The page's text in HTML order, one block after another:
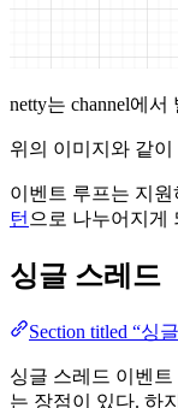
netty는 channel에
위의 이미지와 같
이벤트 루프는 지
턴 으로 나누어지게
싱글 스레드
Section titled “싱
싱글 스레드 이벤
는 장점이 있다. 하